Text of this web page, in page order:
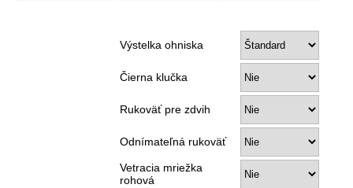
Výstelka ohniska
Čierna klučka
Rukoväť pre zdvih
Odnímateľná rukoväť
Vetracia mriežka
rohová